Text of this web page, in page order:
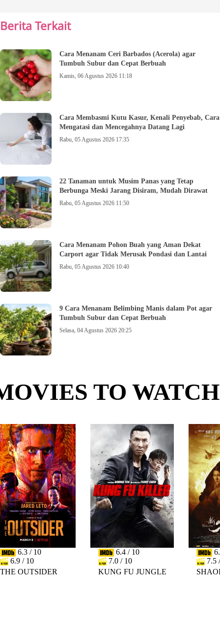
Berita Terkait
Cara Menanam Ceri Barbados (Acerola) agar
Tumbuh Subur dan Cepat Berbuah
Kamis, 06 Agustus 2026 11:18
Cara Membasmi Kutu Kasur, Kenali Penyebab, Cara
Mengatasi dan Mencegahnya Datang Lagi
Rabu, 05 Agustus 2026 17:35
22 Tanaman untuk Musim Panas yang Tetap
Berbunga Meski Jarang Disiram, Mudah Dirawat
Rabu, 05 Agustus 2026 11:50
Cara Menanam Pohon Buah yang Aman Dekat
Carport agar Tidak Merusak Pondasi dan Lantai
Rabu, 05 Agustus 2026 10:40
9 Cara Menanam Belimbing Manis dalam Pot agar
Tumbuh Subur dan Cepat Berbuah
Selasa, 04 Agustus 2026 20:25
TO WATCH
6.3 / 10
6.9 / 10
THE OUTSIDER
6.4 / 10
7.0 / 10
KUNG FU JUNGLE
7.5